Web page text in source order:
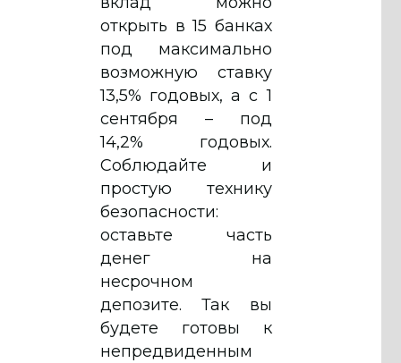
открыть в 15 банках
под максимально
возможную ставку
13,5% годовых, а с 1
сентября – под
14,2% годовых.
Соблюдайте и
простую технику
безопасности:
оставьте часть
денег на
несрочном
депозите. Так вы
будете готовы к
непредвиденным